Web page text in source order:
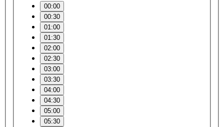
00:00
00:30
01:00
01:30
02:00
02:30
03:00
03:30
04:00
04:30
05:00
05:30